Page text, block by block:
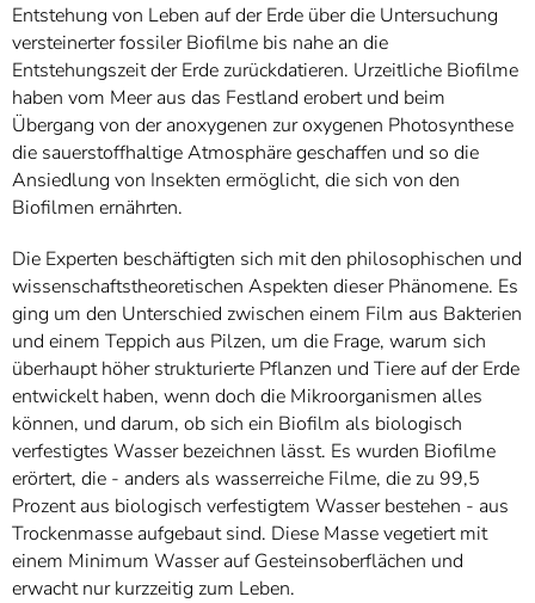
Entstehung von Leben auf der Erde über die Untersuchung
versteinerter fossiler Biofilme bis nahe an die
Entstehungszeit der Erde zurückdatieren. Urzeitliche Biofilme
haben vom Meer aus das Festland erobert und beim
Übergang von der anoxygenen zur oxygenen Photosynthese
die sauerstoffhaltige Atmosphäre geschaffen und so die
Ansiedlung von Insekten ermöglicht, die sich von den
Biofilmen ernährten.
Die Experten beschäftigten sich mit den philosophischen und
wissenschaftstheoretischen Aspekten dieser Phänomene. Es
ging um den Unterschied zwischen einem Film aus Bakterien
und einem Teppich aus Pilzen, um die Frage, warum sich
überhaupt höher strukturierte Pflanzen und Tiere auf der Erde
entwickelt haben, wenn doch die Mikroorganismen alles
können, und darum, ob sich ein Biofilm als biologisch
verfestigtes Wasser bezeichnen lässt. Es wurden Biofilme
erörtert, die - anders als wasserreiche Filme, die zu 99,5
Prozent aus biologisch verfestigtem Wasser bestehen - aus
Trockenmasse aufgebaut sind. Diese Masse vegetiert mit
einem Minimum Wasser auf Gesteinsoberflächen und
erwacht nur kurzzeitig zum Leben.